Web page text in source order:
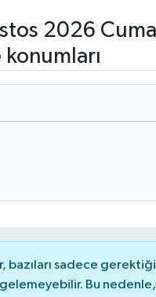
2026
bazıları sadece
Bu nedenle,